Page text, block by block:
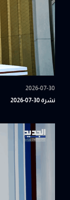
2026-07-30
نشرة 30-07-2026